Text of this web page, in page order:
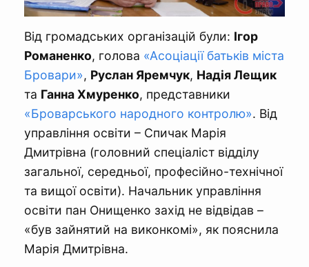
Від громадських організацій були: Ігор
Романенко, голова «Асоціації батьків міста
Бровари», Руслан Яремчук, Надія Лещик
та Ганна Хмуренко, представники
«Броварського народного контролю». Від
управління освіти – Спичак Марія
Дмитрівна (головний спеціаліст відділу
загальної, середньої, професійно-технічної
та вищої освіти). Начальник управління
освіти пан Онищенко захід не відвідав –
«був зайнятий на виконкомі», як пояснила
Марія Дмитрівна.